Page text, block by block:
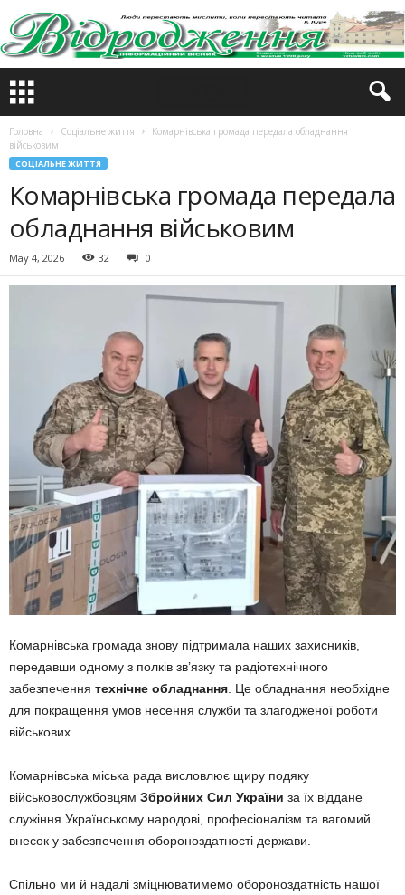
Головна Соціальне життя
Комарнівська громада передала обладнання
військовим
СОЦІАЛЬНЕ ЖИТТЯ
Комарнівська громада передала
обладнання військовим
May 4, 2026 32 0
Комарнівська громада знову підтримала наших захисників,
передавши одному з полків зв’язку та радіотехнічного
забезпечення технічне обладнання . Це обладнання необхідне
для покращення умов несення служби та злагодженої роботи
військових.
Комарнівська міська рада висловлює щиру подяку
військовослужбовцям Збройних Сил України за їх віддане
служіння Українському народові, професіоналізм та вагомий
внесок у забезпечення обороноздатності держави.
Спільно ми й надалі зміцнюватимемо обороноздатність нашої